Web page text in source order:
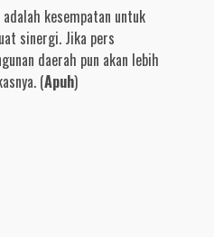
kesempatan untuk
sinergi. Jika pers
daerah pun akan lebih
(Apuh)